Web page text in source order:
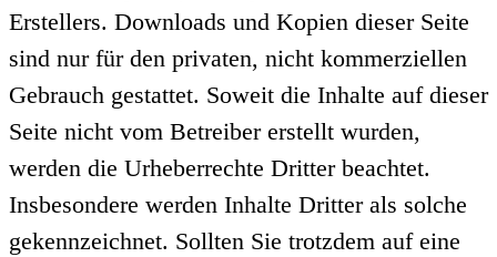
Erstellers. Downloads und Kopien dieser Seite
sind nur für den privaten, nicht kommerziellen
Gebrauch gestattet. Soweit die Inhalte auf dieser
Seite nicht vom Betreiber erstellt wurden,
werden die Urheberrechte Dritter beachtet.
Insbesondere werden Inhalte Dritter als solche
gekennzeichnet. Sollten Sie trotzdem auf eine